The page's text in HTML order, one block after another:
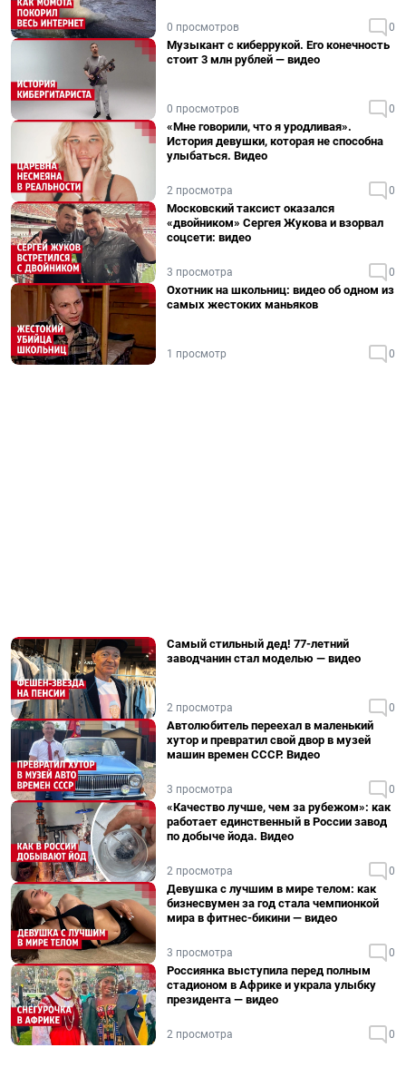
0 просмотров 0
Музыкант с киберрукой. Его конечность
стоит 3 млн рублей — видео
0 просмотров 0
«Мне говорили, что я уродливая».
История девушки, которая не способна
улыбаться. Видео
2 просмотра 0
Московский таксист оказался
«двойником» Сергея Жукова и взорвал
соцсети: видео
3 просмотра 0
Охотник на школьниц: видео об одном из
самых жестоких маньяков
1 просмотр 0
Самый стильный дед! 77-летний
заводчанин стал моделью — видео
2 просмотра 0
Автолюбитель переехал в маленький
хутор и превратил свой двор в музей
машин времен СССР. Видео
3 просмотра 0
«Качество лучше, чем за рубежом»: как
работает единственный в России завод
по добыче йода. Видео
2 просмотра 0
Девушка с лучшим в мире телом: как
бизнесвумен за год стала чемпионкой
мира в фитнес-бикини — видео
3 просмотра 0
Россиянка выступила перед полным
стадионом в Африке и украла улыбку
президента — видео
2 просмотра 0